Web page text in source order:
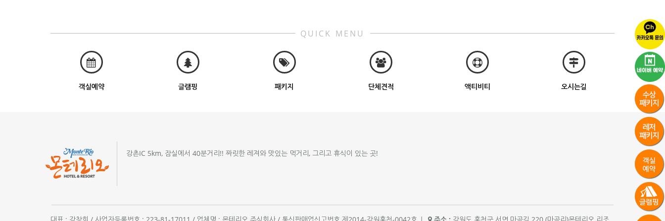
QUICK MENU
객실예약 글램핑 패키지 단체견적 액티비티 오시는길
강촌IC 5km, 잠실에서 40분거리!! 짜릿한 레져와 맛있는 먹거리, 그리고 휴식이 있는 곳!